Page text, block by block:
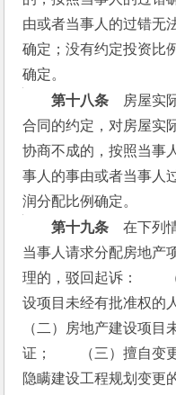
由或者当事人的过错无
确定；没有约定投资比
确定。
第十八条 房屋实
合同的约定，对房屋实
协商不成的，按照当事
事人的事由或者当事人
润分配比例确定。
第十九条 在下列
当事人请求分配房地产
理的，驳回起诉：　　
设项目未经有批准权
（二）房地产建设项目
证；　　（三）擅自变
隐瞒建设工程规划变更